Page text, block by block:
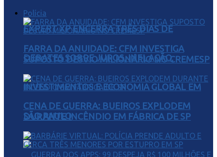
EXPERT XP ENCERRA TRÊS DIAS DE
DEBATES SOBRE JUROS, INFLAÇÃO,
INVESTIMENTOS E ECONOMIA GLOBAL EM
SÃO PAULO
Polícia
FARRA DA ANUIDADE: CFM INVESTIGA
SUPOSTO DESVIO MILIONÁRIO NO CREMESP
CENA DE GUERRA: BUEIROS EXPLODEM
DURANTE INCÊNDIO EM FÁBRICA DE SP